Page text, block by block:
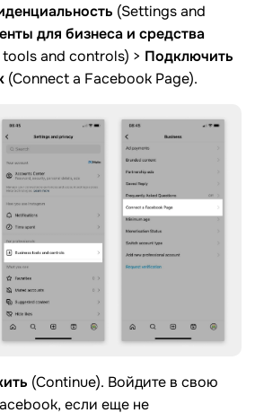
(Settings and
для бизнеса и средства
tools and controls) > Подключить
(Connect a Facebook Page).
(Continue). Войдите в свою
если еще не